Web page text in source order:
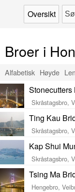
Oversikt
Broer i
Alfabetisk Høyde
Stonecutters
Skråstagsbro,
Ting Kau
Skråstagsbro,
Kap Shui
Skråstagsbro,
Tsing Ma
Hengebro,